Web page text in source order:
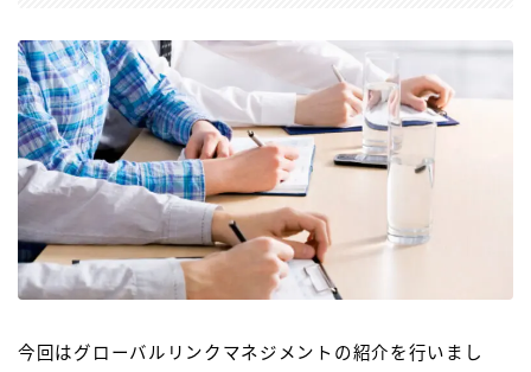
今回はグローバルリンクマネジメントの紹介を行いまし